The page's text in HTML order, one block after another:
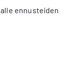
ennusteiden